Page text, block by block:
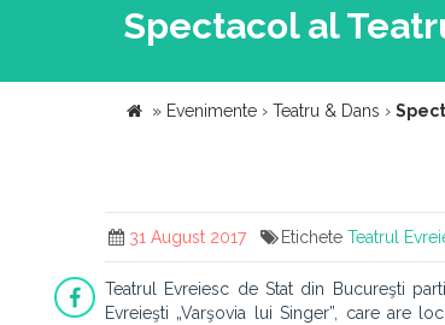
Spectacol al
» Evenimente › Teatru & Dans ›
31 August 2017 EticheteTeatrul
Teatrul Evreiesc de Stat din Bucureşti
Evreieşti „Varşovia lui Singer”, care are